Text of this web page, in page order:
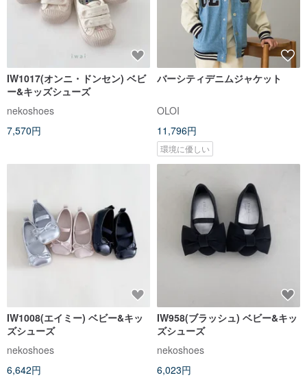
IW1017(オンニ・ドンセン) ベビ
ー&キッズシューズ
nekoshoes
7,570円
バーシティデニムジャケット
OLOI
11,796円
環境に優しい
IW1008(エイミー) ベビー&キッ
ズシューズ
nekoshoes
6,642円
IW958(ブラッシュ) ベビー&キッ
ズシューズ
nekoshoes
6,023円